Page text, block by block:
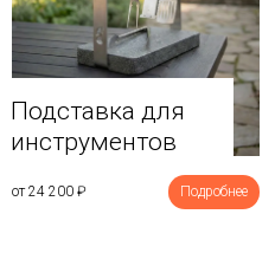
Подставка для
инструментов
от 24 200 ₽ Подробнее